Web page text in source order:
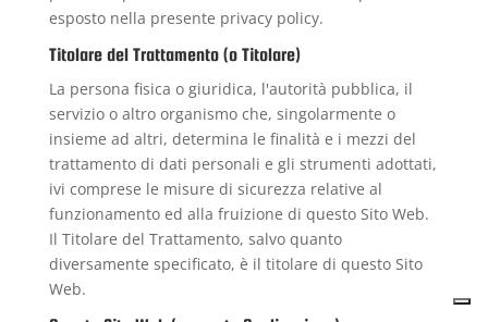
esposto nella presente privacy policy.
Titolare del Trattamento (o Titolare)
La persona fisica o giuridica, l'autorità pubblica, il
servizio o altro organismo che, singolarmente o
insieme ad altri, determina le finalità e i mezzi del
trattamento di dati personali e gli strumenti adottati,
ivi comprese le misure di sicurezza relative al
funzionamento ed alla fruizione di questo Sito Web.
Il Titolare del Trattamento, salvo quanto
diversamente specificato, è il titolare di questo Sito
Web.